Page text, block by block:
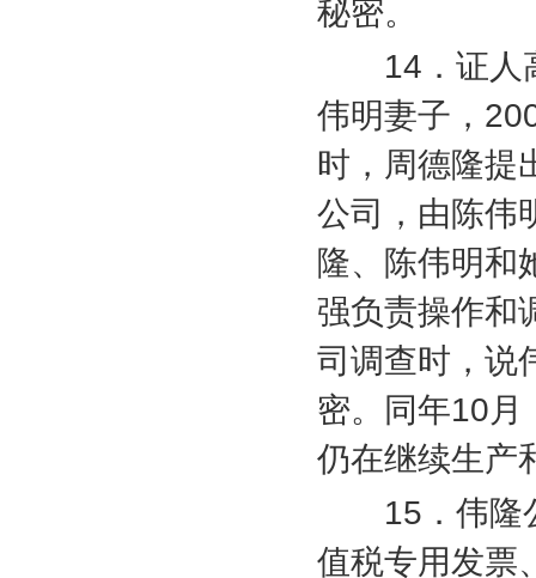
秘密。
14 ．证
伟明妻子，
时，周德隆提
公司，由陈伟
隆、陈伟明和
强负责操作和
司调查时，说
密。同年10月
仍在继续生产
15 ．伟
值税专用发票